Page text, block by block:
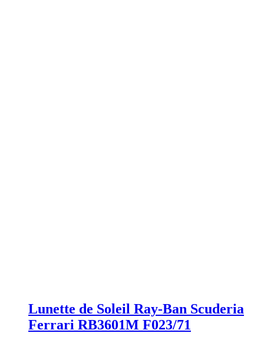
Lunette de Soleil Ray-Ban Scuderia
Ferrari RB3601M F023/71